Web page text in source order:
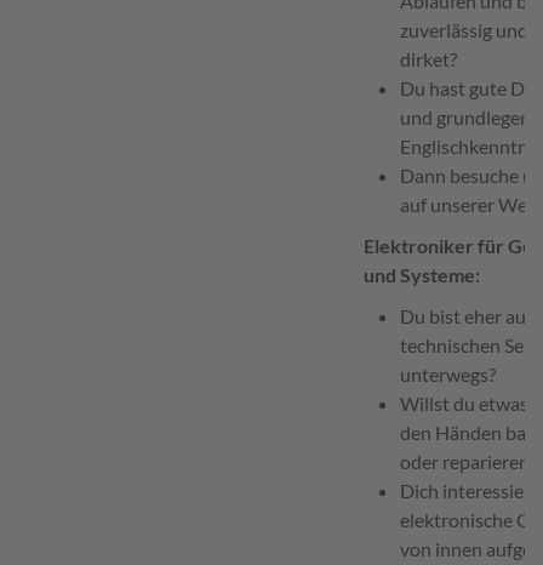
zuverlässig und
dirket?
Du hast gute
und
Dann besuche
auf unserer
Elektroniker für
und Systeme:
Du bist eher auf
technischen
unterwegs?
Willst du etwas
den Händen
oder reparieren?
Dich
elektronische
von innen